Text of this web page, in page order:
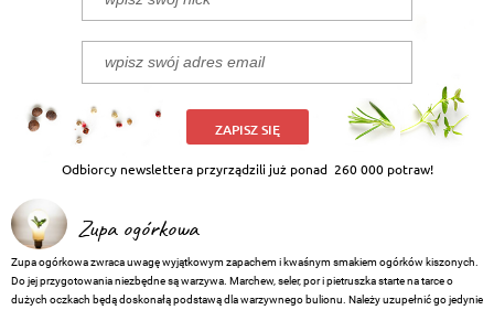
ZAPISZ SIĘ
Odbiorcy newslettera przyrządzili już ponad 260 000 potraw!
Zupa ogórkowa
Zupa ogórkowa zwraca uwagę wyjątkowym zapachem i kwaśnym smakiem ogórków kiszonych.
Do jej przygotowania niezbędne są warzywa. Marchew, seler, por i pietruszka starte na tarce o
dużych oczkach będą doskonałą podstawą dla warzywnego bulionu. Należy uzupełnić go jedynie